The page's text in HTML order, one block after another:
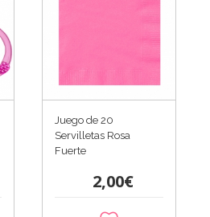
Juego de 20
Servilletas Rosa
Fuerte
2,00€